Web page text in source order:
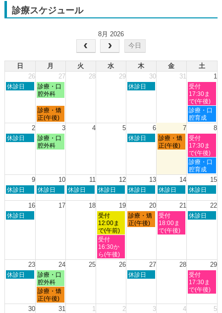
診療スケジュール
8月 2026
今日
日 月 火 水 木 金
土
26
27 28 29 30 31 1
日
26th
休診日
月
曜
7
月
27th
診療・口
腔外科
木
30th
休診日
土
曜
日,
8
月
1st
受付
17:30ま
で(午後)
月
曜
日,
月
27th
診療・矯
正(午後)
土
曜
日,
月
1st
2026
診療・口
腔育成
2 3 4 5 6 7 8
日
2nd
休診日
月
曜
3rd
診療・口
腔外科
木
6th
休診日
金
曜
7th
診療・矯
正(午後)
土
曜
日,
8
月
8th
受付
17:30ま
で(午後)
土
曜
日,
月
診療・口
腔育成
9 10 11 12 13 14 15
日
8
月
休診日
月
休診日
火
休診日
水
8
月
12th
2026
休診日
木
8
月
13th
休診日
金
8
月
14th
2026
休診日
土
8
月
休診日
16 17 18 19 20 21 22
日
2026
休診日
水
曜
日,
8
月
19th
2026
受付
12:00ま
で(午前)
木
曜
2026
診療・矯
正(午後)
金
曜
日,
2026
受付
18:00ま
で(午後)
土
2026
休診日
水
曜
日,
8
受付
16:30か
ら(午後)
23 24 25 26 27 28 29
日
月
休診日
月
曜
日,
8
月
診療・口
腔外科
木
月
休診日
土
曜
日,
月
受付
17:30ま
で(午後)
月
曜
日,
診療・矯
正(午後)
30 31 1 2 3 4 5